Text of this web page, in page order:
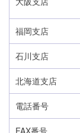
24時間
福岡支店
石川支店
北海道支店
電話番号